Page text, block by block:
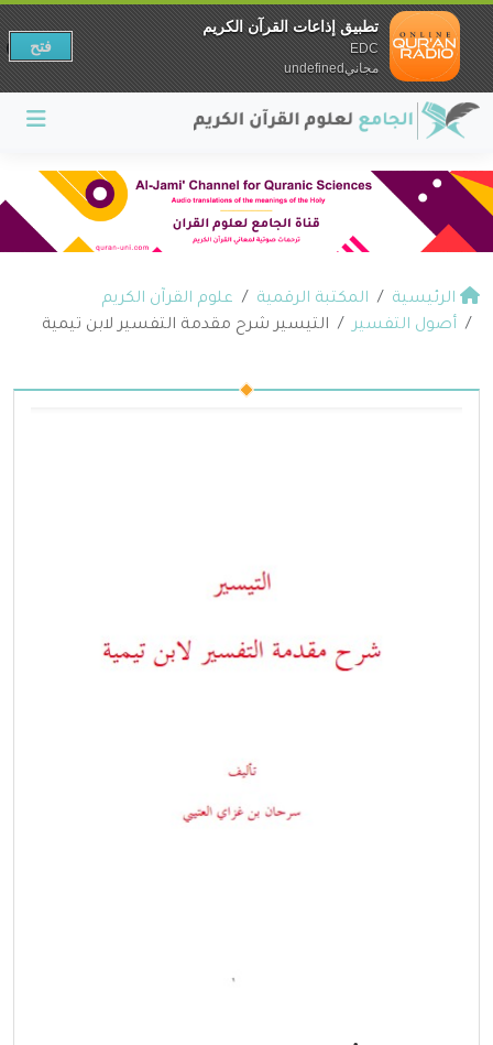
الرئيسية المكتبة الرقمية
علوم القرآن الكريم
أصول التفسير
التيسير شرح مقدمة التفسير لابن تيمية
تطبيق إذاعات القرآن الكريم
EDC
مجانيundefined
فتح